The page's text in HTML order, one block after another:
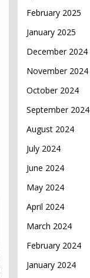
February 2025
January 2025
December 2024
November 2024
October 2024
September 2024
August 2024
July 2024
June 2024
May 2024
April 2024
March 2024
February 2024
January 2024